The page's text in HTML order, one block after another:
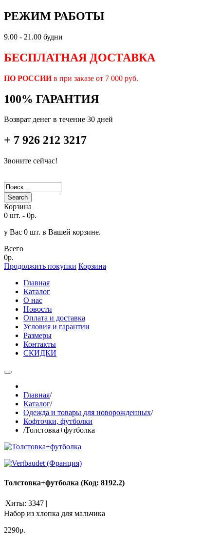
РЕЖИМ РАБОТЫ
9.00 - 21.00 будни
БЕСПЛАТНАЯ ДОСТАВКА
ПО РОССИИв при заказе от 7 000 руб.
100% ГАРАНТИЯ
Возврат денег в течение 30 дней
+ 7 926 212 3217
Звоните сейчас!
Search
Корзина
0 шт. - 0р.
у Вас 0 шт. в Вашей корзине.
Всего
0р.
Продолжить покупки Корзина
Главная
Каталог
О нас
Новости
Оплата и доставка
Условия и гарантии
Размеры
Контакты
СКИДКИ
Главная/
Каталог/
Одежда и товары для новорожденных/
Кофточки, футболки
/Толстовка+футболка
Толстовка+футболка (Код: 8192.2)
Хиты: 3347 |
Набор из хлопка для мальчика
2290р.